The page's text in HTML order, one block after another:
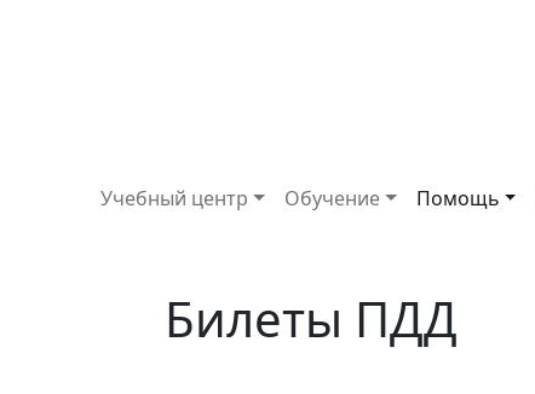
Основная навигация
Учебный центр Обучение Помощь
Билеты ПДД